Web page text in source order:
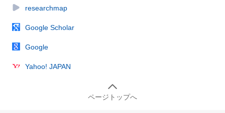
researchmap
Google Scholar
Google
Yahoo! JAPAN
ページトップへ